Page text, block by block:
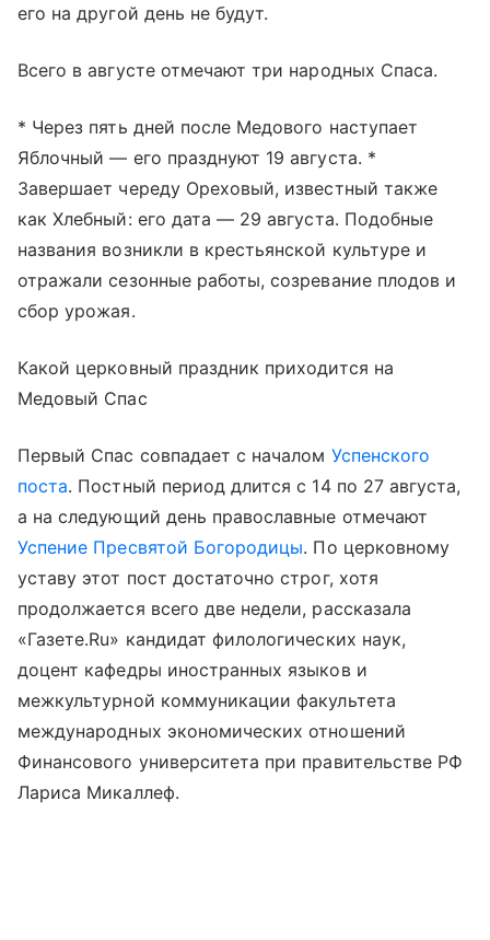
его на другой день не будут.
Всего в августе отмечают три народных Спаса.
* Через пять дней после Медового наступает
Яблочный — его празднуют 19 августа. *
Завершает череду Ореховый, известный также
как Хлебный: его дата — 29 августа. Подобные
названия возникли в крестьянской культуре и
отражали сезонные работы, созревание плодов и
сбор урожая.
Какой церковный праздник приходится на
Медовый Спас
Первый Спас совпадает с началом Успенского
поста. Постный период длится с 14 по 27 августа,
а на следующий день православные отмечают
Успение Пресвятой Богородицы. По церковному
уставу этот пост достаточно строг, хотя
продолжается всего две недели, рассказала
«Газете.Ru» кандидат филологических наук,
доцент кафедры иностранных языков и
межкультурной коммуникации факультета
международных экономических отношений
Финансового университета при правительстве РФ
Лариса Микаллеф.